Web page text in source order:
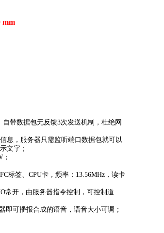
mm
带数据包无反馈3次发送机制，杜绝网
息，服务器只需监听端口数据包就可以
文字；
标签、CPU卡，频率：13.56MHz，读卡
常开，由服务器指令控制，可控制道
即可播报合成的语音，语音大小可调；